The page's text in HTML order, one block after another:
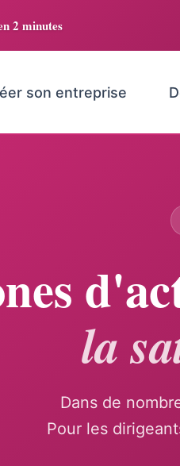
2 minutes
son entreprise
la
Dans de
Pour les